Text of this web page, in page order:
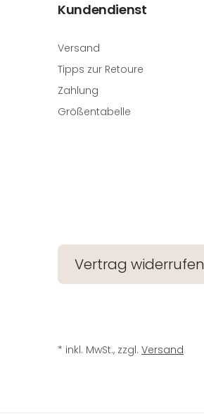
Kundendienst
Versand
Tipps zur Retoure
Zahlung
Größentabelle
Vertrag widerrufen
* inkl. MwSt., zzgl. Versand